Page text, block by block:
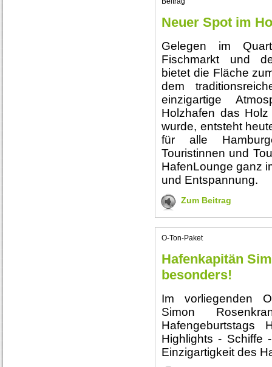
Neuer Spot im
Gelegen im
Fischmarkt und
bietet die Fläche
dem
einzigartige
Holzhafen das
wurde, entsteht
für alle
Touristinnen und
HafenLounge ganz
und Entspannung.
Zum Beitrag
O-Ton-Paket
Hafenkapitän
besonders!
Im vorliegenden
Simon
Hafengeburtstags
Highlights - Schiffe
Einzigartigkeit des